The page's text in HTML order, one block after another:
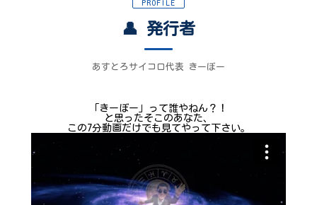
PROFILE
👤 発行者
あすとろサイコロ代表 きーぼー
「きーぼー」って誰やねん？！
と思ったそこのあなた、
この7分動画だけでも見てやって下さい。